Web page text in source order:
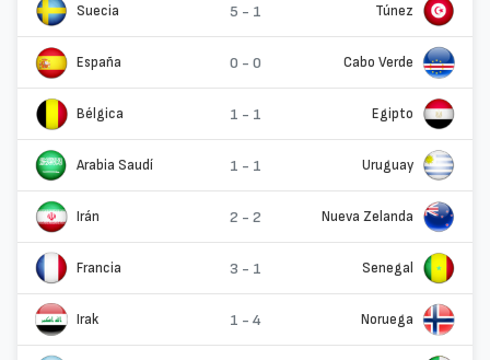
Suecia 5 - 1 Túnez
España 0 - 0 Cabo Verde
Bélgica 1 - 1 Egipto
Arabia Saudí 1 - 1 Uruguay
Irán 2 - 2 Nueva Zelanda
Francia 3 - 1 Senegal
Irak 1 - 4 Noruega